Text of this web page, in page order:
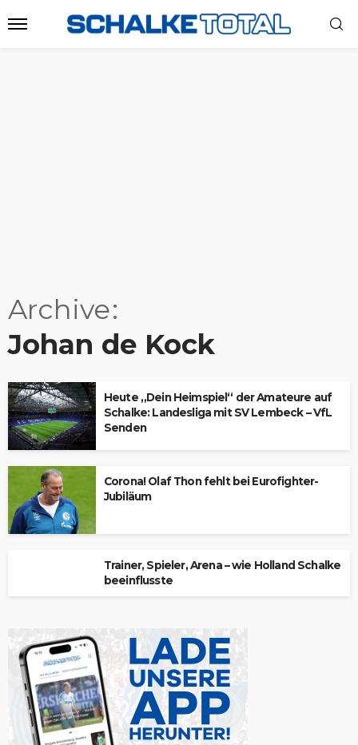
Archive
Johan de Kock
Heute „Dein Heimspiel“ der Amateure auf
Schalke: Landesliga mit SV Lembeck – VfL
Senden
Corona! Olaf Thon fehlt bei Eurofighter-
Jubiläum
Trainer, Spieler, Arena – wie Holland Schalke
beeinflusste